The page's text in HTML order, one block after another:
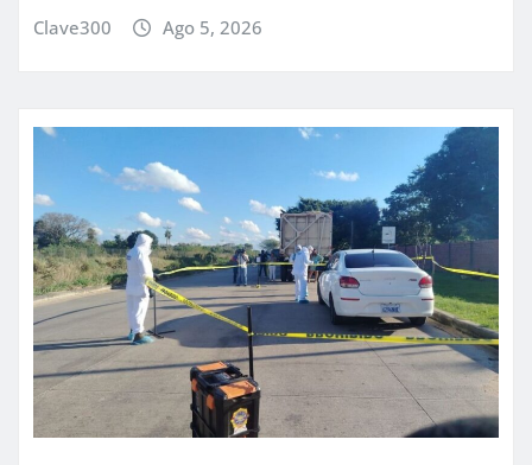
Clave300 Ago 5, 2026